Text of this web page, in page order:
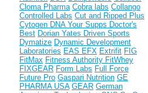
Cloma Pharma Cobra labs Collango
Controlled Labs Cut and Ripped Plus
Cytogen DNA Your Supps Doctor's
Best Dorian Yates Driven Sports
Dymatize Dynamic Development
Laboratories EAS EFX Extrifit FIG
FitMax Fitness Authority FitWhey
FIXGEAR Form Labs Full Force
Future Pro Gaspari Nutrition GE
PHARMA USA GEAR German